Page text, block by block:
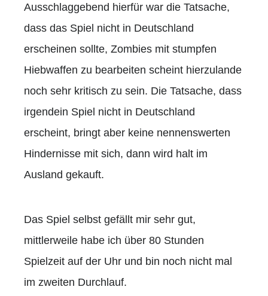
Ausschlaggebend hierfür war die Tatsache,
dass das Spiel nicht in Deutschland
erscheinen sollte, Zombies mit stumpfen
Hiebwaffen zu bearbeiten scheint hierzulande
noch sehr kritisch zu sein. Die Tatsache, dass
irgendein Spiel nicht in Deutschland
erscheint, bringt aber keine nennenswerten
Hindernisse mit sich, dann wird halt im
Ausland gekauft.
Das Spiel selbst gefällt mir sehr gut,
mittlerweile habe ich über 80 Stunden
Spielzeit auf der Uhr und bin noch nicht mal
im zweiten Durchlauf.